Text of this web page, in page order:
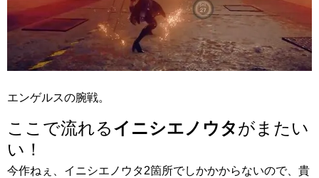
エンゲルスの腕戦。
ここで流れるイニシエノウタがまたい
い！
今作ねぇ、イニシエノウタ2箇所でしかかからないので、貴